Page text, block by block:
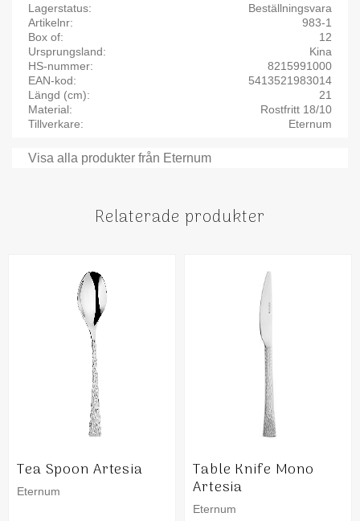
Lagerstatus
Beställningsvara
Artikelnr
983-1
Box of
12
Ursprungsland
Kina
HS-nummer
8215991000
EAN-kod
5413521983014
Längd (cm)
21
Material
Rostfritt 18/10
Tillverkare
Eternum
Visa alla produkter från Eternum
Relaterade produkter
Tea Spoon Artesia
Eternum
Table Knife Mono
Artesia
Eternum